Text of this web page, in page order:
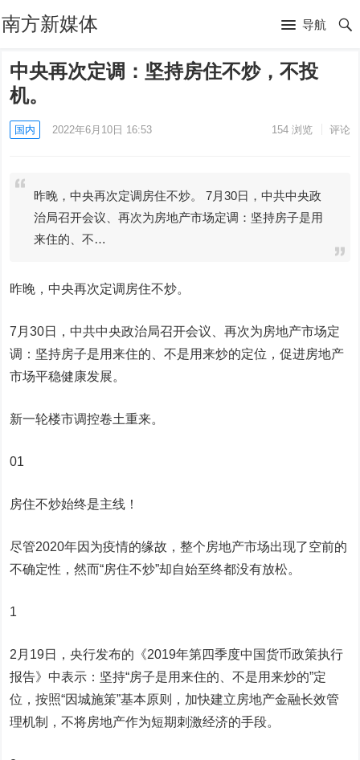
南方新媒体 导航
中央再次定调：坚持房住不炒，不投
机。
国内 2022年6月10日 16:53 154浏览 评论
昨晚，中央再次定调房住不炒。 7月30日，中共中央政
治局召开会议、再次为房地产市场定调：坚持房子是用
来住的、不…
昨晚，中央再次定调房住不炒。
7月30日，中共中央政治局召开会议、再次为房地产市场定
调：坚持房子是用来住的、不是用来炒的定位，促进房地产
市场平稳健康发展。
新一轮楼市调控卷土重来。
01
房住不炒始终是主线！
尽管2020年因为疫情的缘故，整个房地产市场出现了空前的
不确定性，然而“房住不炒”却自始至终都没有放松。
1
2月19日，央行发布的《2019年第四季度中国货币政策执行
报告》中表示：坚持“房子是用来住的、不是用来炒的”定
位，按照“因城施策”基本原则，加快建立房地产金融长效管
理机制，不将房地产作为短期刺激经济的手段。